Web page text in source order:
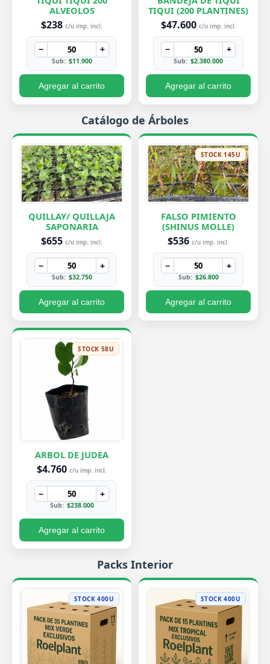
ALVEOLOS
$238 c/u imp. incl.
− +
Sub: $11.900
Agregar al carrito
TIQUI (200 PLANTINES)
$47.600 c/u imp. incl.
− +
Sub: $2.380.000
Agregar al carrito
Catálogo de Árboles
QUILLAY/ QUILLAJA
SAPONARIA
$655 c/u imp. incl.
− +
Sub: $32.750
Agregar al carrito
STOCK 145U
FALSO PIMIENTO
(SHINUS MOLLE)
$536 c/u imp. incl.
− +
Sub: $26.800
Agregar al carrito
STOCK 58U
ARBOL DE JUDEA
$4.760 c/u imp. incl.
− +
Sub: $238.000
Agregar al carrito
Packs Interior
STOCK 400U STOCK 400U